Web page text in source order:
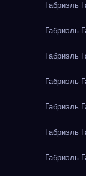
Габриэль
Габриэль
Габриэль
Габриэль
Габриэль
Габриэль
Габриэль